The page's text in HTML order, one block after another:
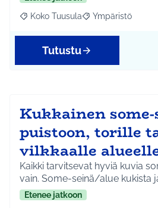
Rajaa tulokset aihepiirin mukaan:
Koko Tuusula Rajaa tulokset
Ympäristö
Tutustu
Kukkainen
puistoon, torille
vilkkaalle
Kaikki tarvitsevat hyviä kuvia
vain. Some-seinä/alue kukista
Etenee jatkoon